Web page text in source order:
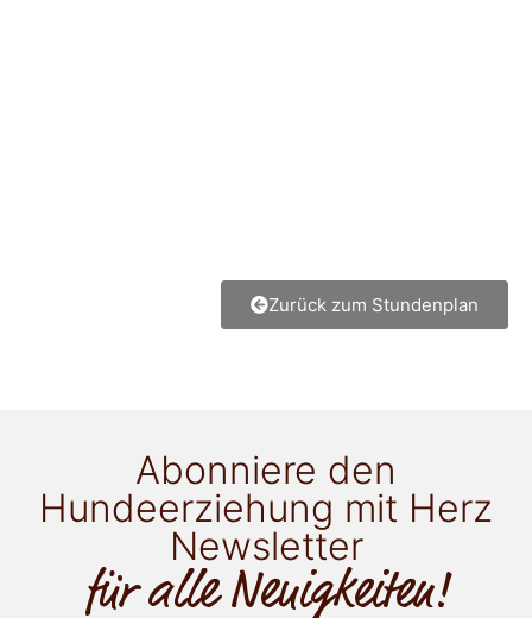
Zurück zum Stundenplan
Abonniere den
Hundeerziehung mit Herz
Newsletter
für alle Neuigkeiten!